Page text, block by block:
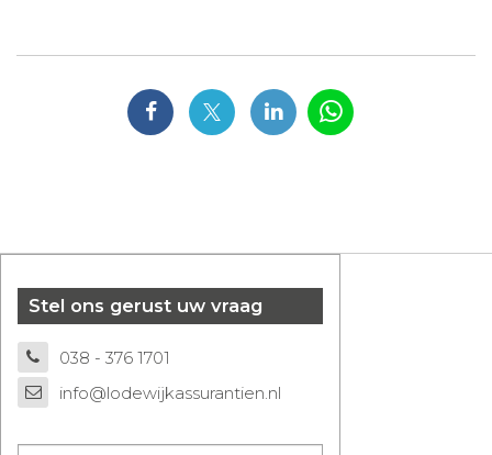
Stel ons gerust uw vraag
038 - 376 1701
info@lodewijkassurantien.nl